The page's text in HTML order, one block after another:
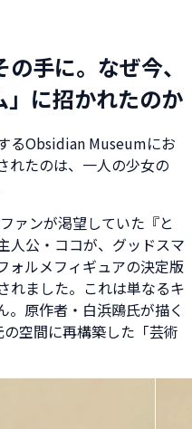
手に。なぜ今、
」に招かれたのか
るObsidian Museumにお
れたのは、一人の少女の
ァンが渇望していた『と
人公・ココが、グッドスマ
ォルメフィギュアの決定版
れました。これは単なるキ
。原作者・白浜鴎氏が描く
空間に再構築した「芸術